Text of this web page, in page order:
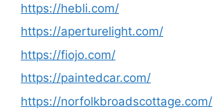
https://hebli.com/
https://aperturelight.com/
https://fiojo.com/
https://paintedcar.com/
https://norfolkbroadscottage.com/